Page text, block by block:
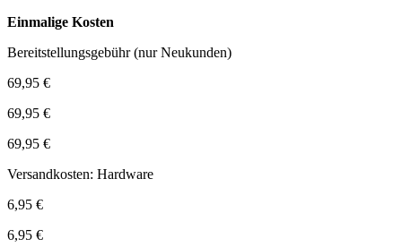
Einmalige Kosten
Bereitstellungsgebühr (nur Neukunden)
69,95 €
69,95 €
69,95 €
Versandkosten: Hardware
6,95 €
6,95 €